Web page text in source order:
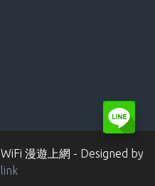
漫遊上網 - Designed by